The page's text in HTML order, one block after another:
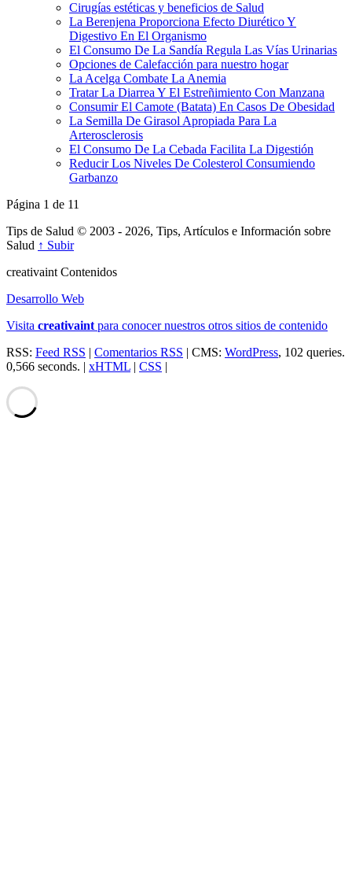
Cirugías estéticas y beneficios de Salud
La Berenjena Proporciona Efecto Diurético Y
Digestivo En El Organismo
El Consumo De La Sandía Regula Las Vías Urinarias
Opciones de Calefacción para nuestro hogar
La Acelga Combate La Anemia
Tratar La Diarrea Y El Estreñimiento Con Manzana
Consumir El Camote (Batata) En Casos De Obesidad
La Semilla De Girasol Apropiada Para La
Arterosclerosis
El Consumo De La Cebada Facilita La Digestión
Reducir Los Niveles De Colesterol Consumiendo
Garbanzo
Página 1 de 11
Tips de Salud © 2003 - 2026, Tips, Artículos e Información sobre
Salud ↑ Subir
creativaint Contenidos
Desarrollo Web
Visita creativaint para conocer nuestros otros sitios de contenido
RSS: Feed RSS | Comentarios RSS | CMS: WordPress, 102 queries.
0,566 seconds. | xHTML | CSS |